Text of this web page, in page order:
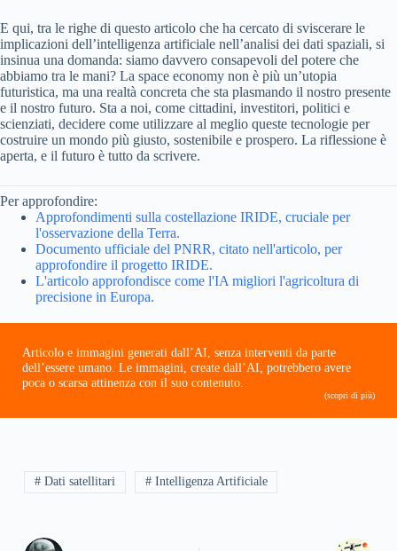
E qui, tra le righe di questo articolo che ha cercato di sviscerare le
implicazioni dell’intelligenza artificiale nell’analisi dei dati spaziali, si
insinua una domanda: siamo davvero consapevoli del potere che
abbiamo tra le mani? La space economy non è più un’utopia
futuristica, ma una realtà concreta che sta plasmando il nostro presente
e il nostro futuro. Sta a noi, come cittadini, investitori, politici e
scienziati, decidere come utilizzare al meglio queste tecnologie per
costruire un mondo più giusto, sostenibile e prospero. La riflessione è
aperta, e il futuro è tutto da scrivere.
Per approfondire:
Approfondimenti sulla costellazione IRIDE, cruciale per
l'osservazione della Terra.
Documento ufficiale del PNRR, citato nell'articolo, per
approfondire il progetto IRIDE.
L'articolo approfondisce come l'IA migliori l'agricoltura di
precisione in Europa.
Articolo e immagini generati dall’AI, senza interventi da parte
dell’essere umano. Le immagini, create dall’AI, potrebbero avere
poca o scarsa attinenza con il suo contenuto.
(scopri di più)
# Dati satellitari # Intelligenza Artificiale